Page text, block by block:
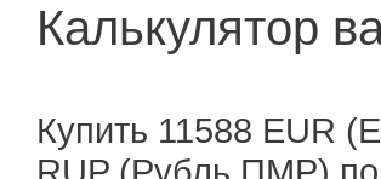
Калькулятор
Купить 11588 EUR